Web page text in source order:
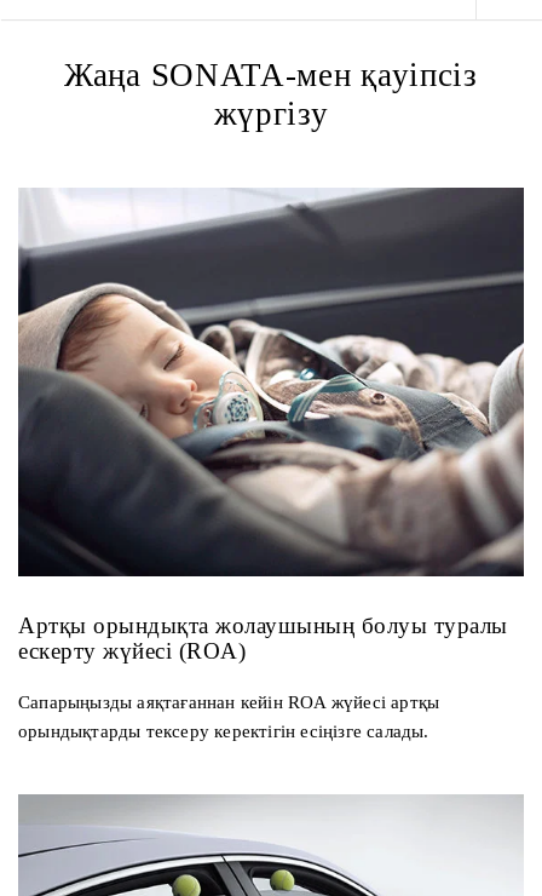
Жаңа SONATA-мен қауіпсіз
жүргізу
Артқы орындықта жолаушының болуы туралы
ескерту жүйесі (ROA)
Сапарыңызды аяқтағаннан кейін ROA жүйесі артқы
орындықтарды тексеру керектігін есіңізге салады.